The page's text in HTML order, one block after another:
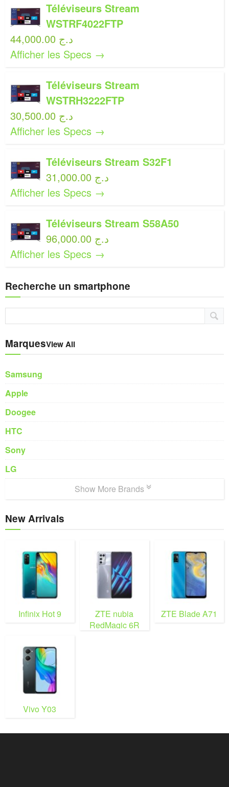
Téléviseurs Stream
WSTRF4022FTP
44,000.00 د.ج
Afficher les Specs →
Téléviseurs Stream
WSTRH3222FTP
30,500.00 د.ج
Afficher les Specs →
Téléviseurs Stream S32F1
31,000.00 د.ج
Afficher les Specs →
Téléviseurs Stream S58A50
96,000.00 د.ج
Afficher les Specs →
Recherche un smartphone
MarquesView All
Samsung
Apple
Doogee
HTC
Sony
LG
Show More Brands
New Arrivals
Infinix Hot 9
ZTE nubia
RedMagic 6R
ZTE Blade A71
Vivo Y03